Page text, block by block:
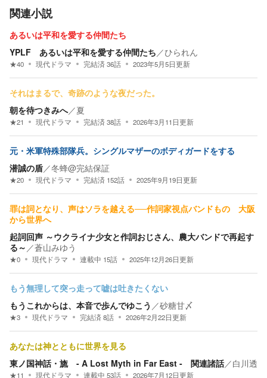
関連小説
あるいは平和を愛する仲間たち
YPLF あるいは平和を愛する仲間たち ／ひられん
★40 現代ドラマ 完結済36話 2023年5月5日更新
それはまるで、奇跡のような夜だった。
朝を待つきみへ／夏
★21 現代ドラマ 完結済38話 2026年3月11日更新
元・米軍特殊部隊兵。シングルマザーのボディガードをする
潜誠の盾／冬蜂@完結保証
★20 現代ドラマ 完結済 152話 2025年9月19日更新
罪は詞となり、声はソラを越える──作詞家視点バンドもの 大阪
から世界へ
起詞回声 ～ウクライナ少女と作詞おじさん、農大バンドで再起す
る～ ／蒼山みゆう
★0 現代ドラマ 連載中 15話 2025年12月26日更新
もう無理して突っ走って嘘は吐きたくない
もうこれからは、本音で歩んでゆこう ／砂糖甘〆
★3 現代ドラマ 完結済8話 2026年2月22日更新
あなたは神とともに世界を見る
東ノ国神話・旒 - A Lost Myth in Far East - 関連諸話／白川透
★11 現代ドラマ 連載中 53話 2026年7月12日更新